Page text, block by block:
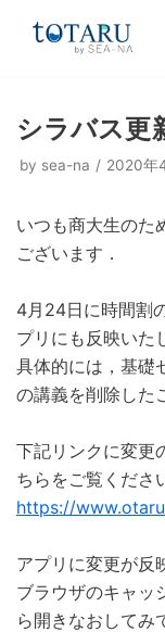
コ
ツ
へ
キ
ッ
商大生のための
利用規約
プライバシーポ
シラバス更
by sea-na 2020年
いつも商大生のた
ございます．
4月24日に時間割
プリにも反映いた
具体的には，基礎
の講義を削除した
下記リンクに変更
ちらをご覧くださ
https://
アプリに変更が反
ブラウザのキャッ
ら開きなおしてみ